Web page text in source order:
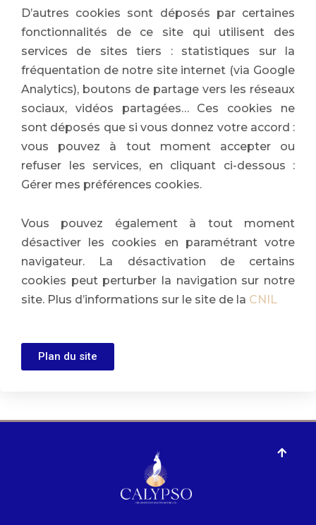
D’autres cookies sont déposés par certaines
fonctionnalités de ce site qui utilisent des
services de sites tiers : statistiques sur la
fréquentation de notre site internet (via Google
Analytics), boutons de partage vers les réseaux
sociaux, vidéos partagées… Ces cookies ne
sont déposés que si vous donnez votre accord :
vous pouvez à tout moment accepter ou
refuser les services, en cliquant ci-dessous :
Gérer mes préférences cookies.
Vous pouvez également à tout moment
désactiver les cookies en paramétrant votre
navigateur. La désactivation de certains
cookies peut perturber la navigation sur notre
site. Plus d’informations sur le site de la CNIL
Plan du site